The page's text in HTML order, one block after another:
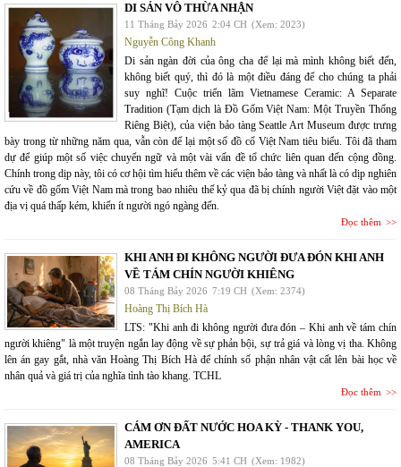
DI SẢN VÔ THỪA NHẬN
11 Tháng Bảy 2026 2:04 CH (Xem: 2023)
Nguyễn Công Khanh
Di sản ngàn đời của ông cha để lại mà mình không biết đến,
không biết quý, thì đó là một điều đáng để cho chúng ta phải
suy nghĩ! Cuộc triển lãm Vietnamese Ceramic: A Separate
Tradition (Tạm dịch là Đồ Gốm Việt Nam: Một Truyền Thống
Riêng Biệt), của viện bảo tàng Seattle Art Museum được trưng
bày trong từ những năm qua, vẫn còn để lại một số đồ cổ Việt Nam tiêu biểu. Tôi đã tham
dự để giúp một số việc chuyển ngữ và một vài vấn đề tổ chức liên quan đến cộng đồng.
Chính trong dịp này, tôi có cơ hội tìm hiểu thêm về các viện bảo tàng và nhất là có dịp nghiên
cứu về đồ gốm Việt Nam mà trong bao nhiêu thế kỷ qua đã bị chính người Việt đặt vào một
địa vị quá thấp kém, khiến ít người ngó ngàng đến.
Đọc thêm
KHI ANH ĐI KHÔNG NGƯỜI ĐƯA ĐÓN KHI ANH
VỀ TÁM CHÍN NGƯỜI KHIÊNG
08 Tháng Bảy 2026 7:19 CH (Xem: 2374)
Hoàng Thị Bích Hà
LTS: "Khi anh đi không người đưa đón – Khi anh về tám chín
người khiêng" là một truyện ngắn lay động về sự phản bội, sự trả giá và lòng vị tha. Không
lên án gay gắt, nhà văn Hoàng Thị Bích Hà để chính số phận nhân vật cất lên bài học về
nhân quả và giá trị của nghĩa tình tào khang. TCHL
Đọc thêm
CÁM ƠN ĐẤT NƯỚC HOA KỲ - THANK YOU,
AMERICA
08 Tháng Bảy 2026 5:41 CH (Xem: 1982)